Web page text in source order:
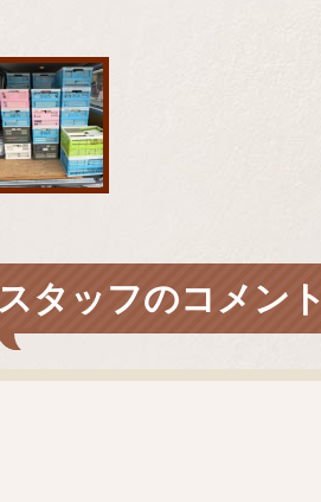
スタッフのコメント